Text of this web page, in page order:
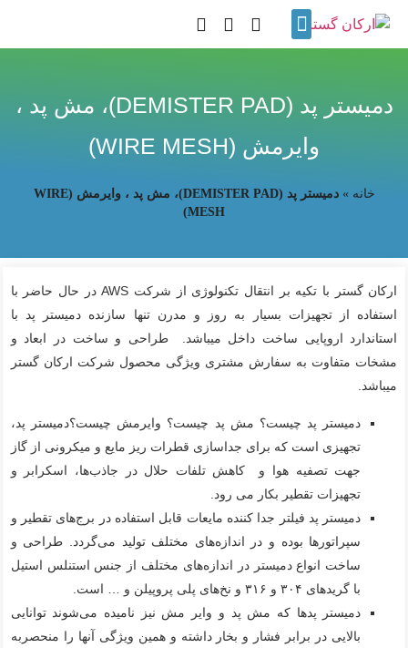
دمیستر پد (DEMISTER PAD)، مش پد ،
وایرمش (WIRE MESH)
خانه »
دمیستر پد (DEMISTER PAD)، مش پد ، وایرمش (WIRE
MESH)
ارکان گستر با تکیه بر انتقال تکنولوژی از شرکت AWS در حال حاضر با
استفاده از تجهیزات بسیار به روز و مدرن تنها سازنده دمیستر پد با
استاندارد اروپایی ساخت داخل میباشد. طراحی و ساخت در ابعاد و
مشخات متفاوت به سفارش مشتری ویژگی محصول شرکت ارکان گستر
میباشد.
دمیستر پد چیست؟ مش پد چیست؟ وایرمش چیست؟دمیستر پد،
تجهیزی است که برای جداسازی قطرات ریز مایع و میکرونی از گاز
جهت تصفیه هوا و کاهش تلفات حلال در جاذب‌ها، اسکرابر و
تجهیزات تقطیر بکار می رود.
دمیستر پد فیلتر جدا کننده مایعات قابل استفاده در برج‌های تقطیر و
سپراتورها بوده و در اندازه‌های مختلف تولید می‌گردد. طراحی و
ساخت انواع دمیستر در اندازه‌های مختلف از جنس استنلس استیل
با گریدهای ۳۰۴ و ۳۱۶ و نخ‌های پلی پروپیلن و … است.
دمیستر پدها که مش پد و وایر مش نیز نامیده می‌شوند توانایی
بالایی در برابر فشار و بخار داشته و همین ویژگی آنها را منحصربه